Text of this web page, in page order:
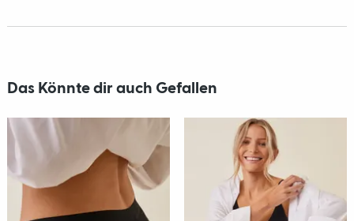
Das Könnte dir auch Gefallen